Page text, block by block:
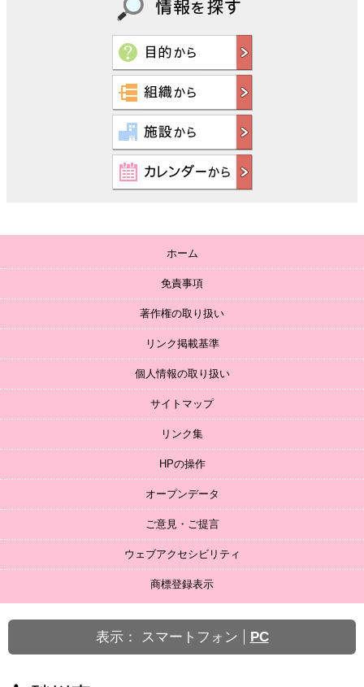
ホーム
免責事項
著作権の取り扱い
リンク掲載基準
個人情報の取り扱い
サイトマップ
リンク集
HPの操作
オープンデータ
ご意見・ご提言
ウェブアクセシビリティ
商標登録表示
表示： スマートフォン PC